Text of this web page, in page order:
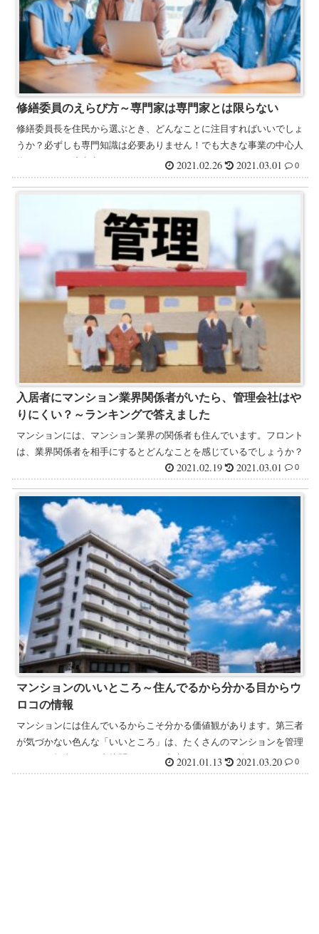
修繕委員のえらび方～専門家は専門家とは限らない
修繕委員長を住民から選ぶとき、どんなことに注目すればいいでしょ
うか？必ずしも専門知識は必要ありません！でも大きな事業の中心人
2021.02.26 2021.03.01 0
入居者にマンション業界関係者がいたら、管理会社はや
りにくい？～ランキングで答えました
マンションには、マンション業界の関係者も住んでいます。フロント
は、業界関係者を相手にするとどんなことを感じているでしょうか？
2021.02.19 2021.03.01 0
マンションのいいところ～住んでるから分かる目からウ
ロコの情報
マンションには住んでいるからこそ分かる価値観があります。第三者
が気づかない色んな「いいところ」は、たくさんのマンションを管理
している担当だから直接聞くことが出来る、ひとつの楽しみです。
2021.01.13 2021.03.20 0